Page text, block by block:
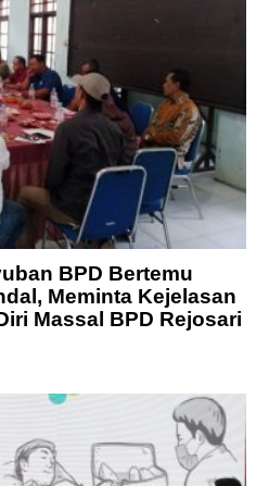
BPD Bertemu
Meminta Kejelasan
Massal BPD Rejosari